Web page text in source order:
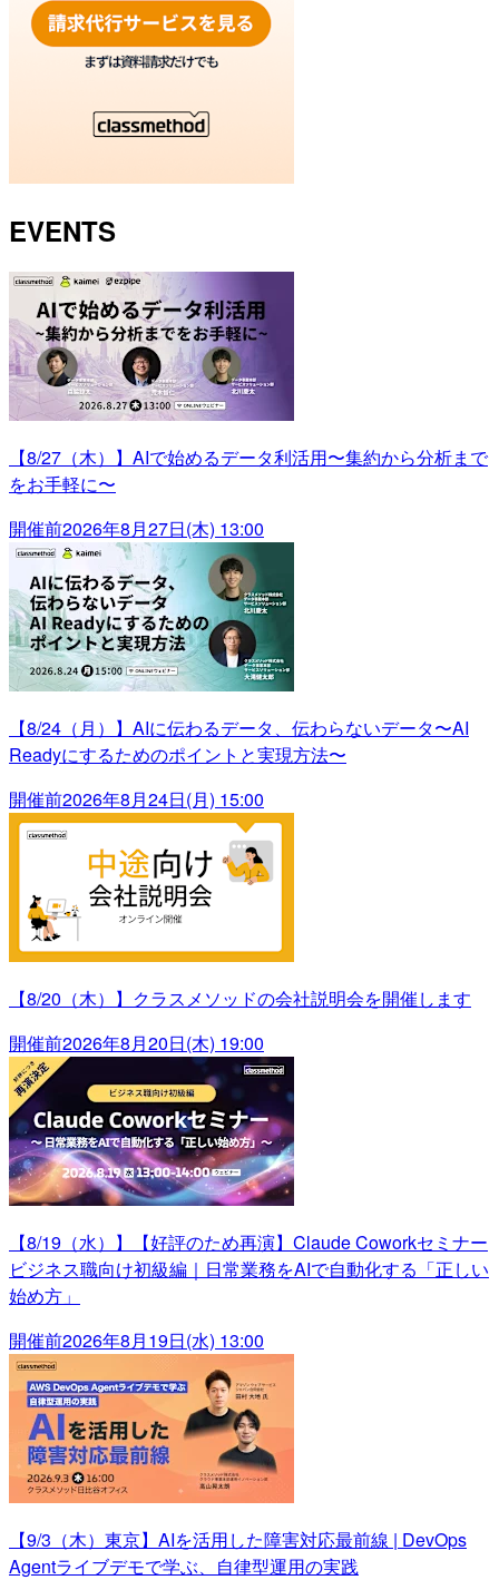
EVENTS
【8/27（木）】AIで始めるデータ利活用〜集約から分析まで
をお手軽に〜
開催前2026年8月27日(木) 13:00
【8/24（月）】AIに伝わるデータ、伝わらないデータ〜AI
Readyにするためのポイントと実現方法〜
開催前2026年8月24日(月) 15:00
【8/20（木）】クラスメソッドの会社説明会を開催します
開催前2026年8月20日(木) 19:00
【8/19（水）】【好評のため再演】Claude Coworkセミナー
ビジネス職向け初級編｜日常業務をAIで自動化する「正しい
始め方」
開催前2026年8月19日(水) 13:00
【9/3（木）東京】AIを活用した障害対応最前線 | DevOps
Agentライブデモで学ぶ、自律型運用の実践